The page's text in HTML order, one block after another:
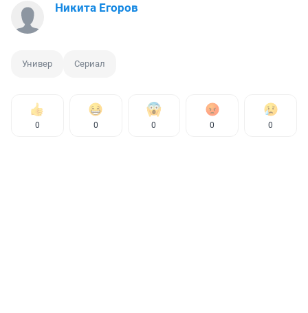
Никита Егоров
Универ Сериал
0 0 0 0 0